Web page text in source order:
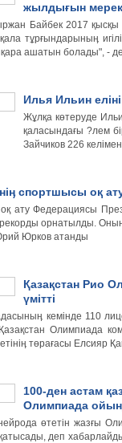
жылдығын
Байбек 2017
тұрғындарыныӊ
ашатын болады", -
Илья Ильин
Жұлқа көтеруде
қаласындағы ?лем
Зайчиков 226
спортшысы оқ
ату Федерациясы
орнатылды.
Юрков атанды
Қазақстан Рио
үмітті
кемінде 110
Олимпиада
төрағасы Елсияр
100-ден астам
Олимпиада
өтетін жазғы
деп